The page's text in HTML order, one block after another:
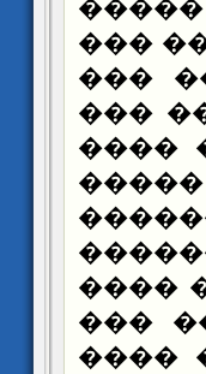
���
���
���
: